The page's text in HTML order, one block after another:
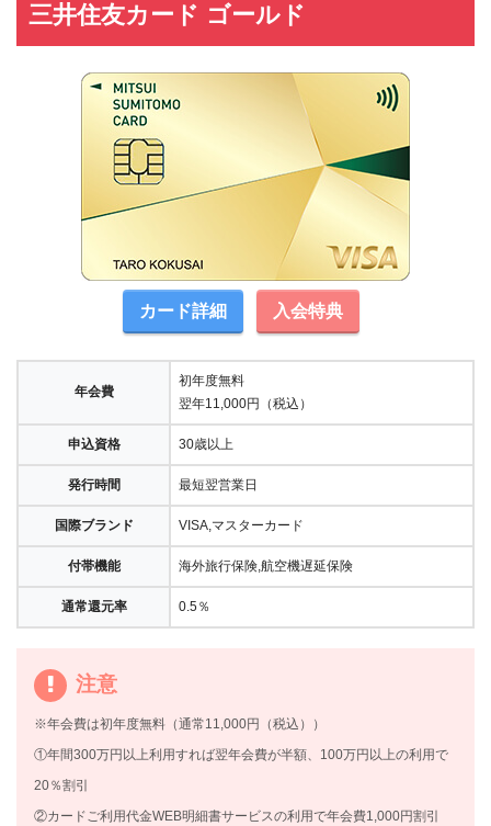
三井住友カード ゴールド
カード詳細 入会特典
年会費
初年度無料
翌年11,000円（税込）
申込資格 30歳以上
発行時間 最短翌営業日
国際ブランド VISA,マスターカード
付帯機能 海外旅行保険,航空機遅延保険
通常還元率 0.5％
注意
※年会費は初年度無料（通常11,000円（税込））
①年間300万円以上利用すれば翌年会費が半額、100万円以上の利用で
20％割引
②カードご利用代金WEB明細書サービスの利用で年会費1,000円割引